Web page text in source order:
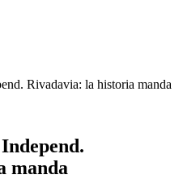
Rivadavia: la historia manda
manda